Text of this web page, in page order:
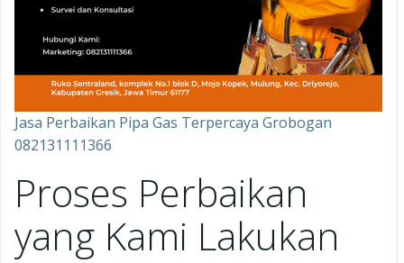
Jasa Perbaikan Pipa Gas Terpercaya Grobogan
082131111366
Proses Perbaikan
yang Kami Lakukan